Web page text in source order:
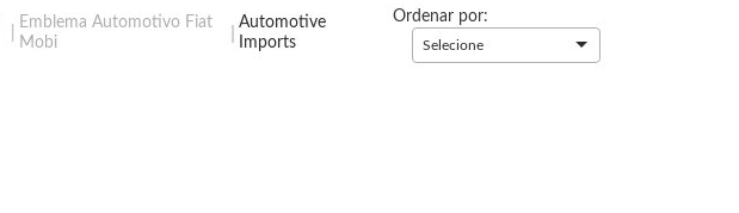
Emblema Automotivo Fiat
Mobi
Automotive
Imports
Ordenar por:
Selecione